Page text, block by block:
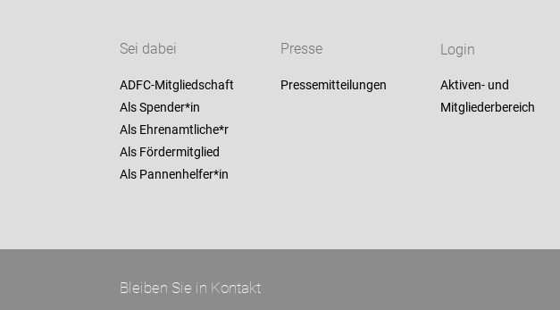
Sei dabei
ADFC-Mitgliedschaft
Als Spender*in
Als Ehrenamtliche*r
Als Fördermitglied
Als Pannenhelfer*in
Presse
Pressemitteilungen
Login
Aktiven- und
Mitgliederbereich
Bleiben Sie in Kontakt